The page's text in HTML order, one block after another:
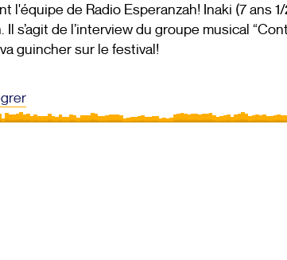
de Radio Esperanzah! Inaki (7 ans
s’agit de l’interview du groupe musical
guincher sur le festival!